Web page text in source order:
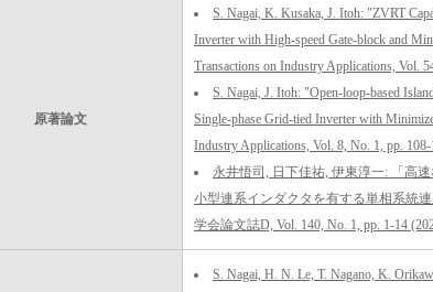
原著論文
S. Nagai, K. Kusaka, J. Itoh: "ZVRT
Inverter with High-speed Gate-block and
Transactions on Industry Applications, Vol.
S. Nagai, J. Itoh: "Open-loop-based
Single-phase Grid-tied Inverter with
Industry Applications, Vol. 8, No. 1, pp.
永井悟司, 日下佳祐, 伊東淳一: 「高
小型連系インダクタを有する単相系統
学会論文誌D, Vol. 140, No. 1, pp. 1-14
S. Nagai, H. N. Le, T. Nagano, K.